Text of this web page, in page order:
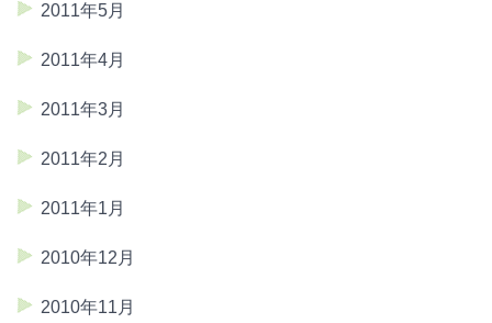
2011年5月
2011年4月
2011年3月
2011年2月
2011年1月
2010年12月
2010年11月